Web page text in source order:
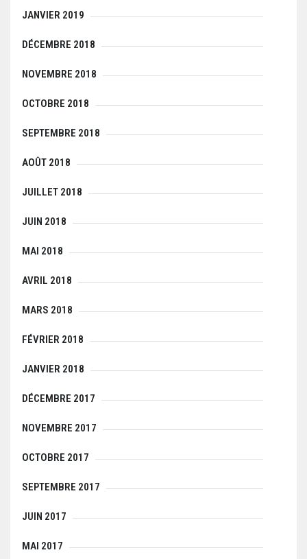
JANVIER 2019
DÉCEMBRE 2018
NOVEMBRE 2018
OCTOBRE 2018
SEPTEMBRE 2018
AOÛT 2018
JUILLET 2018
JUIN 2018
MAI 2018
AVRIL 2018
MARS 2018
FÉVRIER 2018
JANVIER 2018
DÉCEMBRE 2017
NOVEMBRE 2017
OCTOBRE 2017
SEPTEMBRE 2017
JUIN 2017
MAI 2017